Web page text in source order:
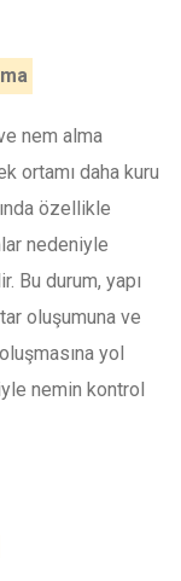
nem alma
ortamı daha kuru
özellikle
nedeniyle
Bu durum, yapı
oluşumuna ve
yol
nemin kontrol